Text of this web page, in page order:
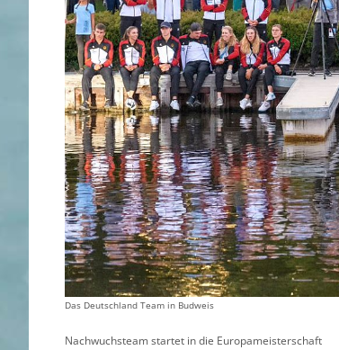
Das Deutschland Team in Budweis
Nachwuchsteam startet in die Europameisterschaft